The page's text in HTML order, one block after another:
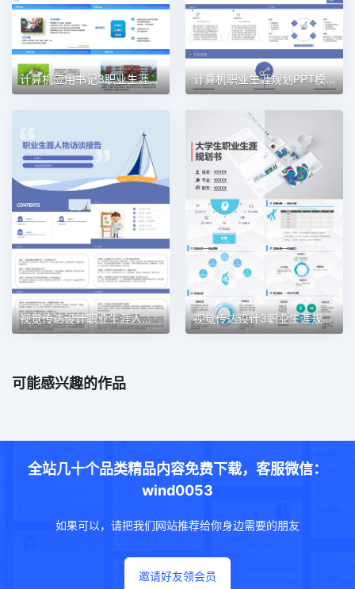
计算机应用书记3职业生涯规划PPT模板 计算机职业生涯规划PPT模板
视觉传达设计职业生涯人物访谈职业生涯规划PPT模板 视觉传达设计3职业生涯规划PPT模板
可能感兴趣的作品
全站几十个品类精品内容免费下载，客服微信：
wind0053
如果可以，请把我们网站推荐给你身边需要的朋友
邀请好友领会员